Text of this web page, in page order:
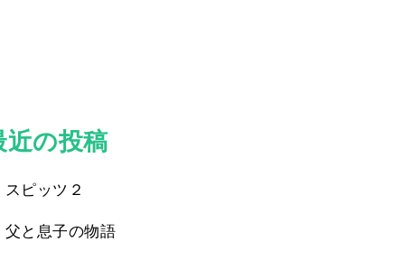
近の投稿
スピッツ２
父と息子の物語